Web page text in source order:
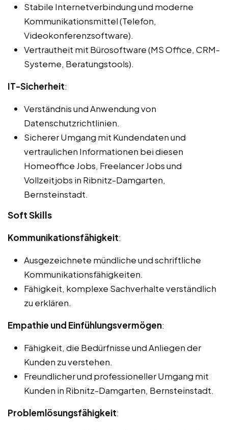
Stabile Internetverbindung und moderne
Kommunikationsmittel (Telefon,
Videokonferenzsoftware).
Vertrautheit mit Bürosoftware (MS Office, CRM-
Systeme, Beratungstools).
IT-Sicherheit:
Verständnis und Anwendung von
Datenschutzrichtlinien.
Sicherer Umgang mit Kundendaten und
vertraulichen Informationen bei diesen
Homeoffice Jobs, Freelancer Jobs und
Vollzeitjobs in Ribnitz-Damgarten,
Bernsteinstadt.
Soft Skills
Kommunikationsfähigkeit:
Ausgezeichnete mündliche und schriftliche
Kommunikationsfähigkeiten.
Fähigkeit, komplexe Sachverhalte verständlich
zu erklären.
Empathie und Einfühlungsvermögen:
Fähigkeit, die Bedürfnisse und Anliegen der
Kunden zu verstehen.
Freundlicher und professioneller Umgang mit
Kunden in Ribnitz-Damgarten, Bernsteinstadt.
Problemlösungsfähigkeit: